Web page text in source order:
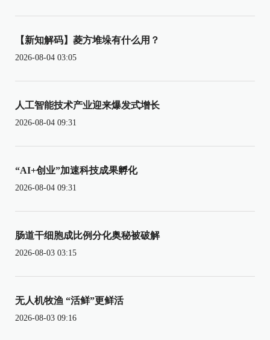
【新知解码】菱方堆垛有什么用？
2026-08-04 03:05
人工智能技术产业迎来爆发式增长
2026-08-04 09:31
“AI+创业”加速科技成果孵化
2026-08-04 09:31
肠道干细胞成比例分化奥秘被破解
2026-08-03 03:15
无人机牧渔 “活鲜”更鲜活
2026-08-03 09:16